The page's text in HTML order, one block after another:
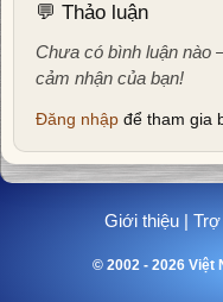
💬 Thảo luận
Chưa có bình luận nào
cảm nhận của bạn!
Đăng nhập để tham gia
Giới thiệu| Trợ
© 2002 - 2026 Việt